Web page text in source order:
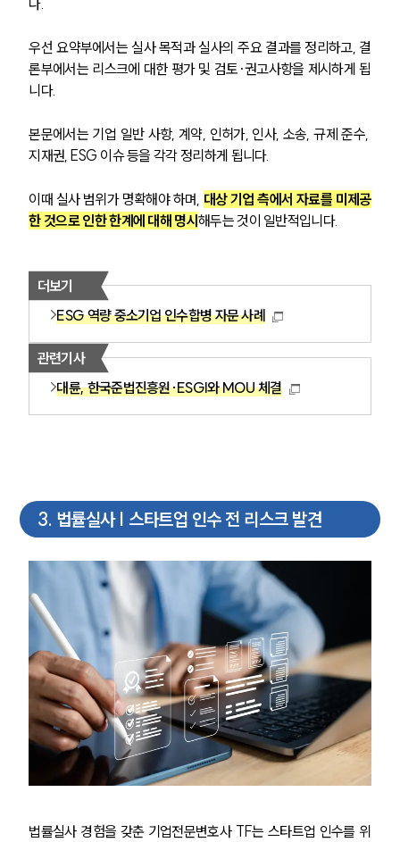
우선 요약부에서는 실사 목적과 실사의 주요 결과를 정리하고, 결
론부에서는 리스크에 대한 평가 및 검토·권고사항을 제시하게 됩
니다.
본문에서는 기업 일반 사항, 계약, 인허가, 인사, 소송, 규제 준수,
지재권, ESG 이슈 등을 각각 정리하게 됩니다.
이때 실사 범위가 명확해야 하며, 대상 기업 측에서 자료를 미제공
한 것으로 인한 한계에 대해 명시해두는 것이 일반적입니다.
더보기
ESG 역량 중소기업 인수합병 자문 사례
관련기사
대륜, 한국준법진흥원·ESGI와 MOU 체결
3. 법률실사 | 스타트업 인수 전 리스크 발견
법률실사 경험을 갖춘 기업전문변호사 TF는 스타트업 인수를 위